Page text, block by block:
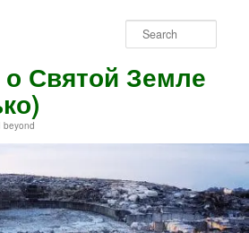
Святой Земле
beyond